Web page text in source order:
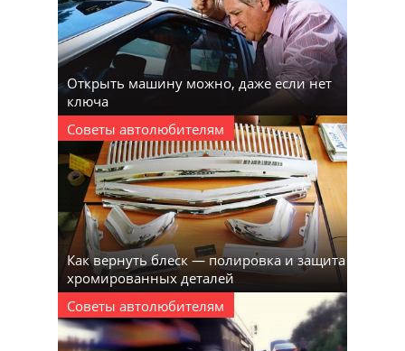
Открыть машину можно, даже если нет
ключа
Советы автолюбителям
Как вернуть блеск — полировка и защита
хромированных деталей
Советы автолюбителям